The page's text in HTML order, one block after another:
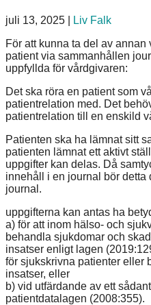
juli 13, 2025
Liv Falk
För att kunna ta del av
patient via sammanhållen
uppfyllda för vårdgivaren:
Det ska röra en patient som
patientrelation med. Det
patientrelation till en enskild
Patienten ska ha lämnat sitt
patienten lämnat ett aktivt
uppgifter kan delas. Då
innehåll i en journal bör detta
journal.
uppgifterna kan antas ha
a) för att inom hälso- och
behandla sjukdomar och
insatser enligt lagen
för sjukskrivna patienter eller
insatser, eller
b) vid utfärdande av ett
patientdatalagen (2008:355).